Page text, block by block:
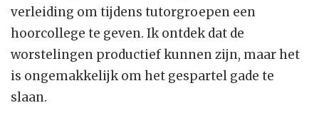
verleiding om tijdens tutorgroepen een
hoorcollege te geven. Ik ontdek dat de
worstelingen productief kunnen zijn, maar het
is ongemakkelijk om het gespartel gade te
slaan.